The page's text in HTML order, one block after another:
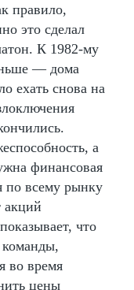
правило,
это сделал
К 1982-му
— дома
ехать снова на
а
финансовая
по всему рынку
акций
что
во время
цены